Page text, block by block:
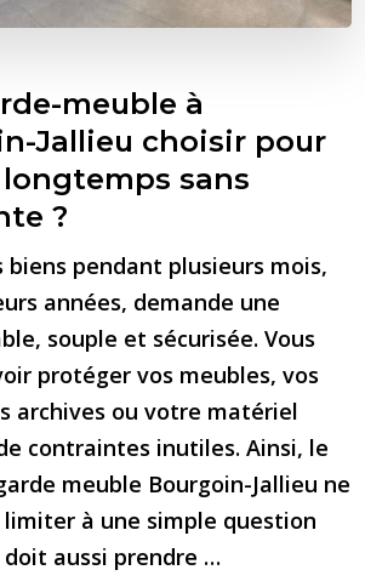
meuble à
Jallieu choisir pour
sans
?
biens pendant plusieurs mois,
années, demande une
souple et sécurisée. Vous
protéger vos meubles, vos
archives ou votre matériel
contraintes inutiles. Ainsi, le
meuble Bourgoin-Jallieu ne
limiter à une simple question
doit aussi prendre …